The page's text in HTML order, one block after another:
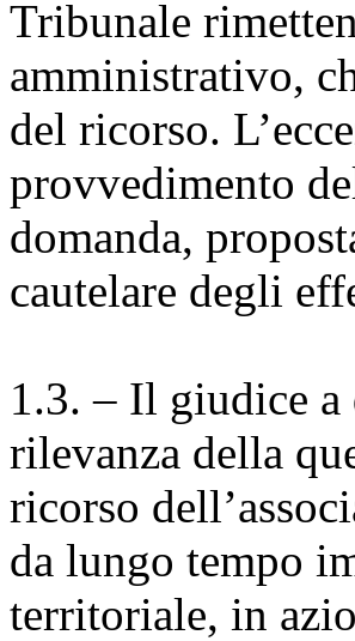
Tribunale
amministrativo,
del ricorso.
provvedimento
domanda,
cautelare degli
1.3. – Il giudice
rilevanza della
ricorso
da lungo tempo
territoriale, in